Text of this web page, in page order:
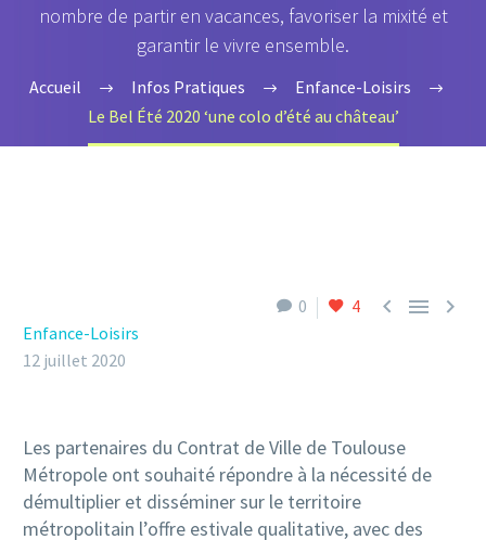
nombre de partir en vacances, favoriser la mixité et
garantir le vivre ensemble.
Accueil Infos Pratiques
Enfance-Loisirs
Le Bel Été 2020 ‘une colo d’été au château’
0 4   
Enfance-Loisirs
12 juillet 2020
Les partenaires du Contrat de Ville de Toulouse
Métropole ont souhaité répondre à la nécessité de
démultiplier et disséminer sur le territoire
métropolitain l’offre estivale qualitative, avec des